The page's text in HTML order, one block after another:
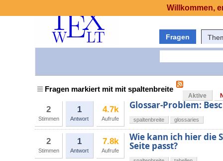
Fragen
Fragen markiert mit mit spaltenbreite
Aktive
2
Stimmen
1
Antwort
4.7k
Aufrufe
Glossar-Problem:
spaltenbreite glossaries
2
Stimmen
1
Antwort
7.8k
Aufrufe
Wie kann ich hier die
Seite passt?
Willkommen,